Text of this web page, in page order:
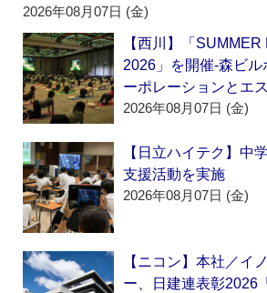
2026年08月07日 (金)
【西川】「
2026」を開催‐森ビ
ーポレーションとエ
2026年08月07日 (金)
【日立ハイテク】中
支援活動を実施
2026年08月07日 (金)
【ニコン】本社／イ
ー、日建連表彰2026